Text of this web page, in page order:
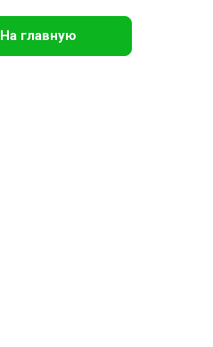
На главную